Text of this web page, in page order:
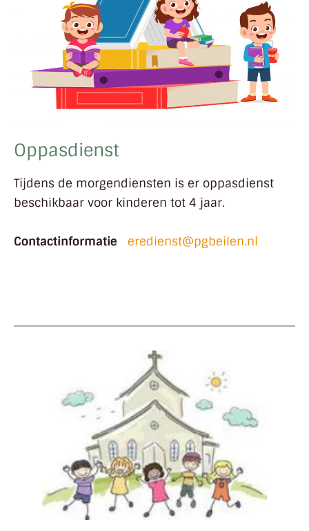
Oppasdienst
Tijdens de morgendiensten is er oppasdienst
beschikbaar voor kinderen tot 4 jaar.
Contactinformatie eredienst@pgbeilen.nl